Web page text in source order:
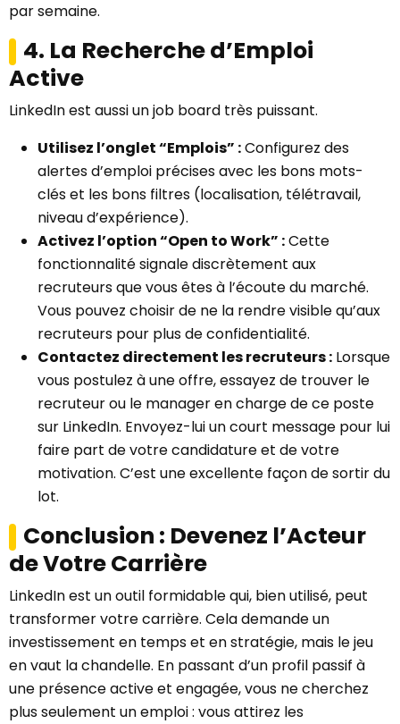
par semaine.
4. La Recherche d’Emploi
Active
LinkedIn est aussi un job board très puissant.
Utilisez l’onglet “Emplois” :Configurez des
alertes d’emploi précises avec les bons mots-
clés et les bons filtres (localisation, télétravail,
niveau d’expérience).
Activez l’option “Open to Work” :Cette
fonctionnalité signale discrètement aux
recruteurs que vous êtes à l’écoute du marché.
Vous pouvez choisir de ne la rendre visible qu’aux
recruteurs pour plus de confidentialité.
Contactez directement les recruteurs : Lorsque
vous postulez à une offre, essayez de trouver le
recruteur ou le manager en charge de ce poste
sur LinkedIn. Envoyez-lui un court message pour lui
faire part de votre candidature et de votre
motivation. C’est une excellente façon de sortir du
lot.
Conclusion : Devenez l’Acteur
de Votre Carrière
LinkedIn est un outil formidable qui, bien utilisé, peut
transformer votre carrière. Cela demande un
investissement en temps et en stratégie, mais le jeu
en vaut la chandelle. En passant d’un profil passif à
une présence active et engagée, vous ne cherchez
plus seulement un emploi : vous attirez les